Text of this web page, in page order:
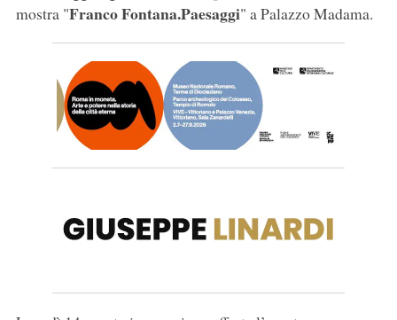
mostra "Franco Fontana.Paesaggi" a Palazzo Madama.